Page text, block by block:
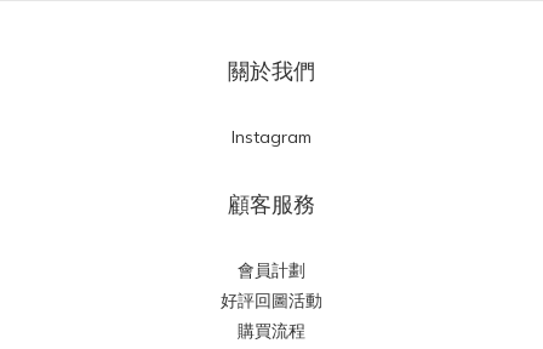
關於我們
Instagram
顧客服務
會員計劃
好評回圖活動
購買流程